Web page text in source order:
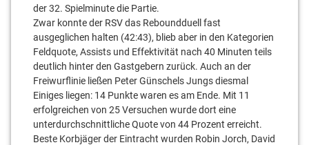
der 32. Spielminute die Partie.
Zwar konnte der RSV das Reboundduell fast
ausgeglichen halten (42:43), blieb aber in den Kategorien
Feldquote, Assists und Effektivität nach 40 Minuten teils
deutlich hinter den Gastgebern zurück. Auch an der
Freiwurflinie ließen Peter Günschels Jungs diesmal
Einiges liegen: 14 Punkte waren es am Ende. Mit 11
erfolgreichen von 25 Versuchen wurde dort eine
unterdurchschnittliche Quote von 44 Prozent erreicht.
Beste Korbjäger der Eintracht wurden Robin Jorch, David